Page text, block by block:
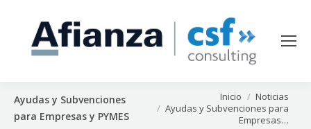
Ayudas y Subvenciones
para Empresas y PYMES
Inicio
Noticias
Ayudas y Subvenciones para
Empresas…